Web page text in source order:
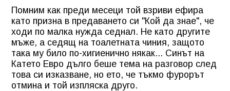
Помним как преди месеци той взриви ефира
като призна в предаването си "Кой да знае", че
ходи по малка нужда седнал. Не като другите
мъже, а седящ на тоалетната чиния, защото
така му било по-хигиенично някак... Синът на
Катето Евро дълго беше тема на разговор след
това си изказване, но ето, че тъкмо фурорът
отмина и той изпляска друго.